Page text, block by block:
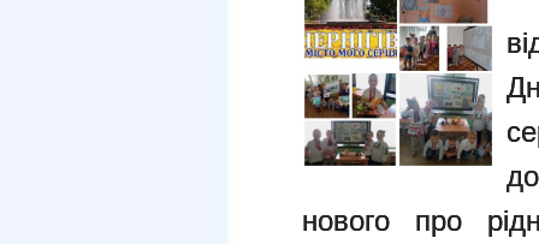
нового про